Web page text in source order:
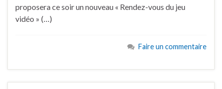
proposera ce soir un nouveau « Rendez-vous du jeu
vidéo » (…)
Faire un commentaire